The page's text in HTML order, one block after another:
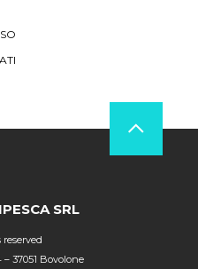
SRL
37051 Bovolone